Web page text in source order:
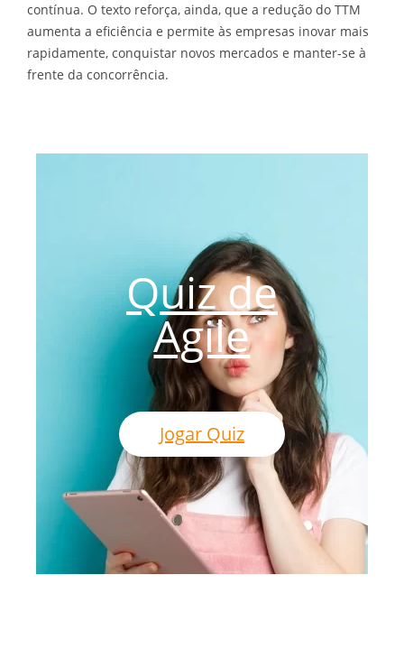
contínua. O texto reforça, ainda, que a redução do TTM
aumenta a eficiência e permite às empresas inovar mais
rapidamente, conquistar novos mercados e manter-se à
frente da concorrência.
Quiz de
Agile
Jogar Quiz